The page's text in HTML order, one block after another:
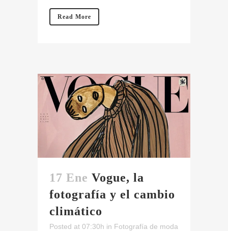
Read More
17 Ene Vogue, la
fotografía y el cambio
climático
Posted at 07:30h in Fotografía de moda